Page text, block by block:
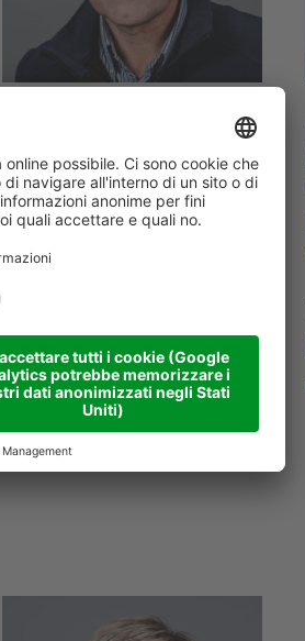
Natalino
Kratter